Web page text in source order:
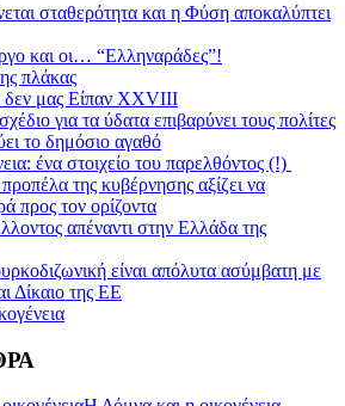
σταθερότητα και η Φύση αποκαλύπτει
και οι… “Ελληναράδες”!
πλάκας
μας Είπαν XXVIII
για τα ύδατα επιβαρύνει τους πολίτες
το δημόσιο αγαθό
ένα στοιχείο του παρελθόντος (!)
της κυβέρνησης αξίζει να
προς τον ορίζοντα
απέναντι στην Ελλάδα της
είναι απόλυτα ασύμβατη με
Δίκαιο της ΕΕ